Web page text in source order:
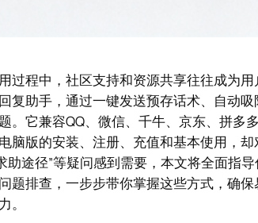
过程中，社区支持和资源共享往往成为
复助手，通过一键发送预存话术、自动
。它兼容QQ、微信、千牛、京东、拼多
脑版的安装、注册、充值和基本使用，却
助途径”等疑问感到需要，本文将全面指
题排查，一步步带你掌握这些方式，确
。